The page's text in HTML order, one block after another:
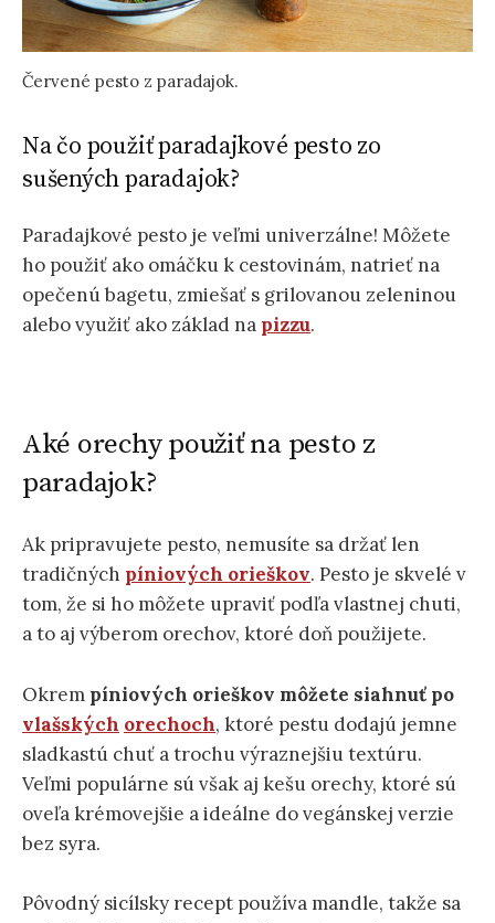
Červené pesto z paradajok.
Na čo použiť paradajkové pesto zo
sušených paradajok?
Paradajkové pesto je veľmi univerzálne! Môžete
ho použiť ako omáčku k cestovinám, natrieť na
opečenú bagetu, zmiešať s grilovanou zeleninou
alebo využiť ako základ na pizzu.
Aké orechy použiť na pesto z
paradajok?
Ak pripravujete pesto, nemusíte sa držať len
tradičných píniových orieškov. Pesto je skvelé v
tom, že si ho môžete upraviť podľa vlastnej chuti,
a to aj výberom orechov, ktoré doň použijete.
Okrem píniových orieškov môžete siahnuť po
vlašských orechoch, ktoré pestu dodajú jemne
sladkastú chuť a trochu výraznejšiu textúru.
Veľmi populárne sú však aj kešu orechy, ktoré sú
oveľa krémovejšie a ideálne do vegánskej verzie
bez syra.
Pôvodný sicílsky recept používa mandle, takže sa